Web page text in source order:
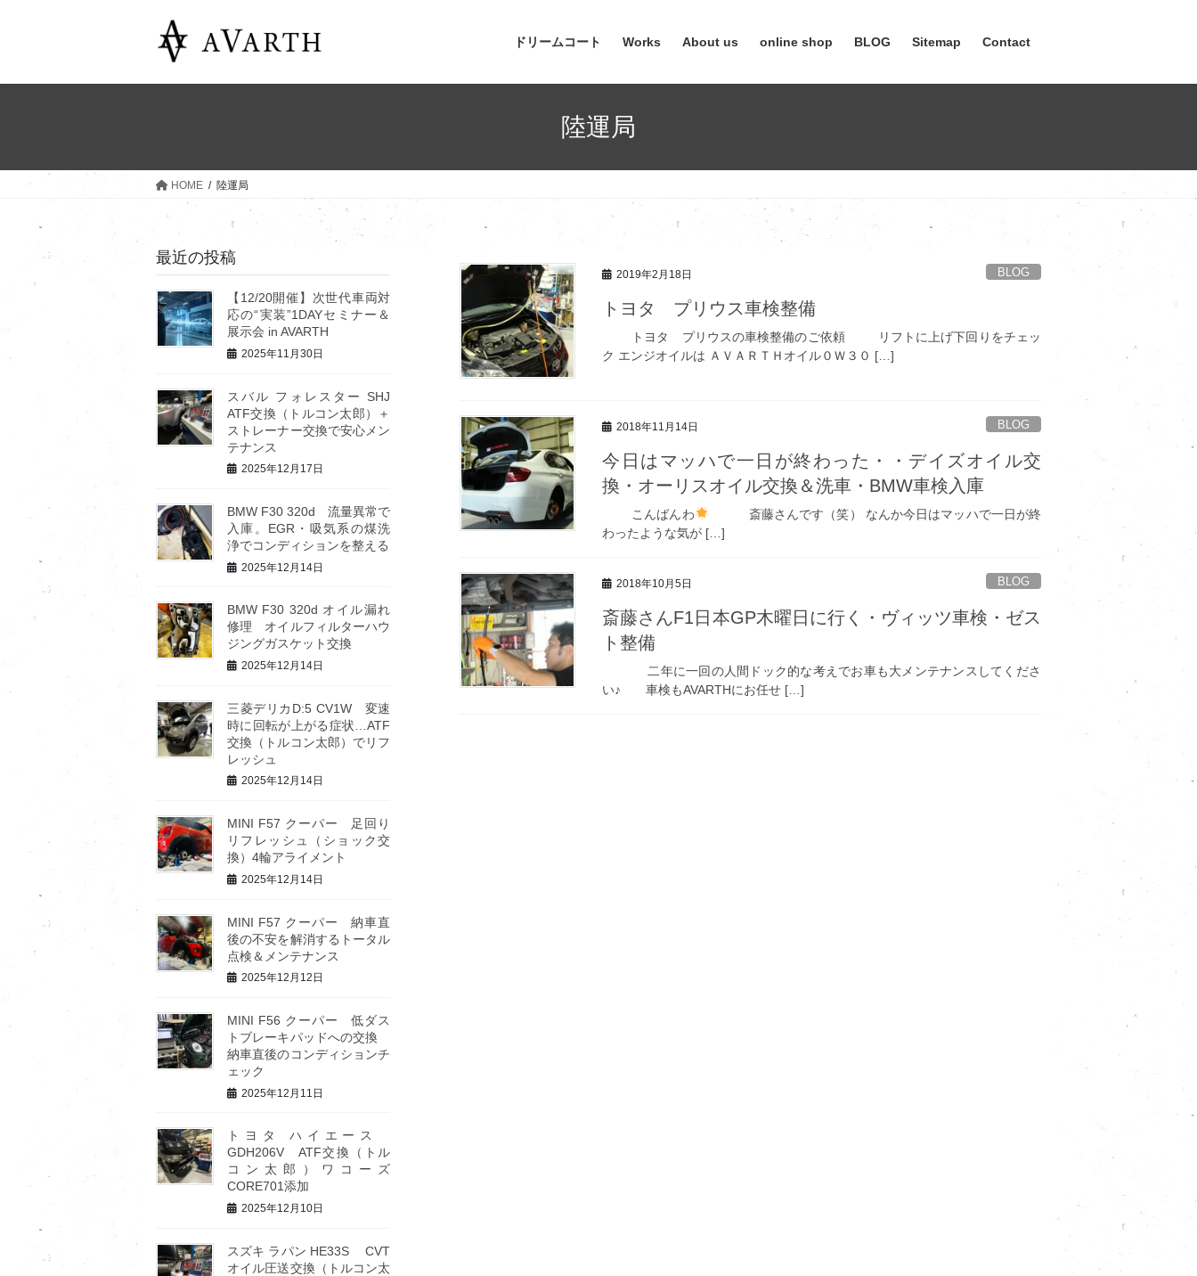
ドリームコート Works About us online shop BLOG Sitemap Contact
陸運局
HOME 陸運局
2019年2月18日 BLOG
トヨタ プリウス車検整備
トヨタ プリウスの車検整備のご依頼 リフトに上げ下回りをチェッ
ク エンジオイルは ＡＶＡＲＴＨオイル０Ｗ３０ […]
2018年11月14日 BLOG
今日はマッハで一日が終わった・・デイズオイル交
換・オーリスオイル交換＆洗車・BMW車検入庫
こんばんわ
斎藤さんです（笑） なんか今日はマッハで一日が終
わったような気が […]
2018年10月5日 BLOG
斎藤さんF1日本GP木曜日に行く・ヴィッツ車検・ゼス
ト整備
二年に一回の人間ドック的な考えでお車も大メンテナンスしてくださ
い♪ 車検もAVARTHにお任せ […]
最近の投稿
【12/20開催】次世代車両対
応の“実装”1DAYセミナー＆
展示会 in AVARTH
2025年11月30日
スバル フォレスター SHJ
ATF交換（トルコン太郎）＋
ストレーナー交換で安心メン
テナンス
2025年12月17日
BMW F30 320d 流量異常で
入庫。EGR・吸気系の煤洗
浄でコンディションを整える
2025年12月14日
BMW F30 320d オイル漏れ
修理 オイルフィルターハウ
ジングガスケット交換
2025年12月14日
三菱デリカD:5 CV1W 変速
時に回転が上がる症状…ATF
交換（トルコン太郎）でリフ
レッシュ
2025年12月14日
MINI F57 クーパー 足回り
リフレッシュ（ショック交
換）4輪アライメント
2025年12月14日
MINI F57 クーパー 納車直
後の不安を解消するトータル
点検＆メンテナンス
2025年12月12日
MINI F56 クーパー 低ダス
トブレーキパッドへの交換
納車直後のコンディションチ
ェック
2025年12月11日
トヨタ ハイエース
GDH206V ATF交換（トル
コン太郎）ワコーズ
CORE701添加
2025年12月10日
スズキ ラパン HE33S CVT
オイル圧送交換（トルコン太